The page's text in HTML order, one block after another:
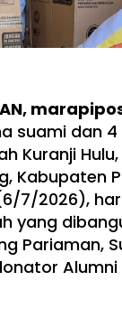
suami dan 4
Kuranji
Kabupaten
7/2026),
yang
Pariaman,
Alumni